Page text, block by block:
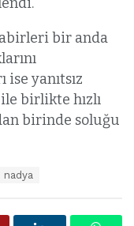
bir anda
yanıtsız
birlikte hızlı
birinde soluğu
nadya